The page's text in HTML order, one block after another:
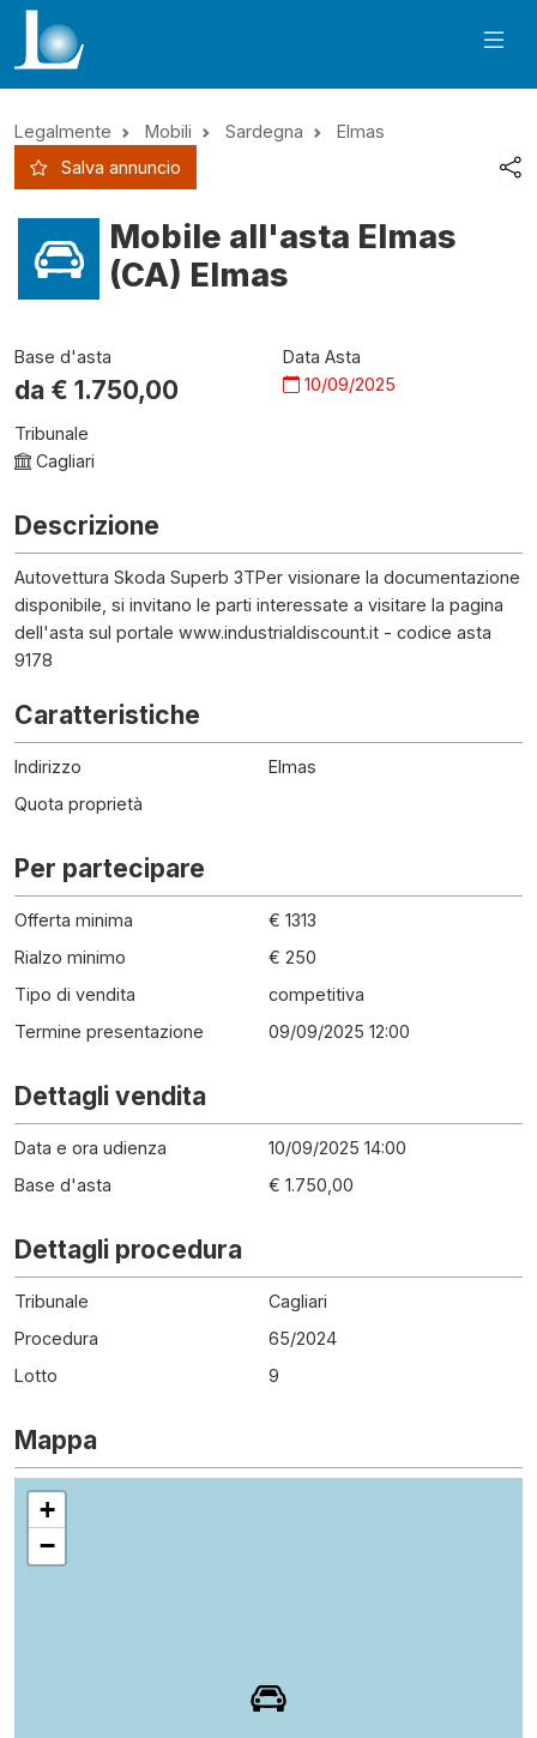
Legalmente Mobili Sardegna
Elmas
Salva annuncio
Mobile all'asta Elmas
(CA) Elmas
Base d'asta
da € 1.750,00
Data Asta
10/09/2025
Tribunale
Cagliari
Descrizione
Autovettura Skoda Superb 3TPer visionare la documentazione
disponibile, si invitano le parti interessate a visitare la pagina
dell'asta sul portale www.industrialdiscount.it - codice asta
9178
Caratteristiche
Indirizzo
Elmas
Quota proprietà
Per partecipare
Offerta minima
€ 1313
Rialzo minimo
€ 250
Tipo di vendita
competitiva
Termine presentazione
09/09/2025 12:00
Dettagli vendita
Data e ora udienza
10/09/2025 14:00
Base d'asta
€ 1.750,00
Dettagli procedura
Tribunale
Cagliari
Procedura
65/2024
Lotto
9
Mappa
+
−